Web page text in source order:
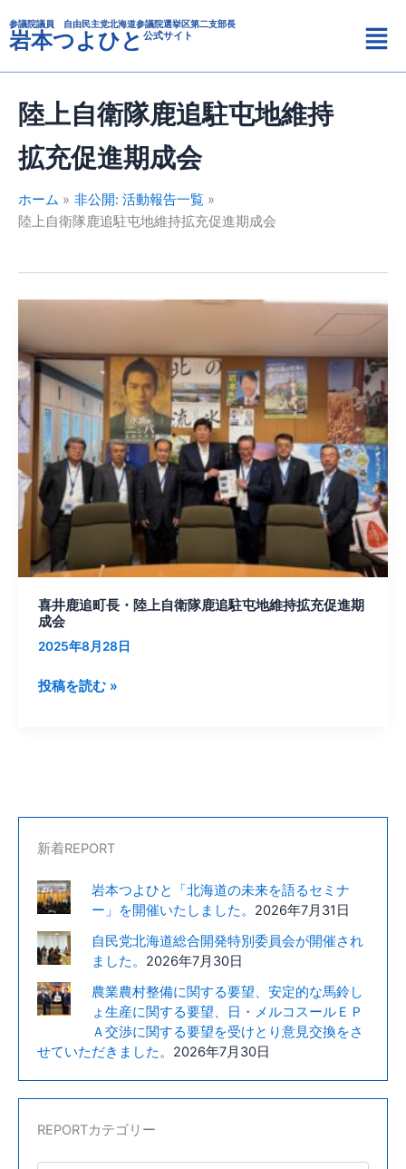
容
を
ス
参議院議員 自由民主党北海道参議院選挙区第二支部長
岩本つよひと 公式サイト
メ
ニ
ュ
陸上自衛隊鹿追駐屯地維持
拡充促進期成会
ホーム
非公開: 活動報告一覧
陸上自衛隊鹿追駐屯地維持拡充促進期成会
喜井鹿追町長・陸上自衛隊鹿追駐屯地維持拡充促進期
成会
2025年8月28日
鹿
追
長・
陸
上
自
衛
隊
鹿
追
屯
持
投稿を読む »
新着REPORT
岩本つよひと「北海道の未来を語るセミナ
ー」を開催いたしました。
2026年7月31日
自民党北海道総合開発特別委員会が開催され
ました。
2026年7月30日
農業農村整備に関する要望、安定的な馬鈴し
ょ生産に関する要望、日・メルコスールＥＰ
Ａ交渉に関する要望を受けとり意見交換をさ
せていただきました。 2026年7月30日
REPORTカテゴリー
テ
ゴ